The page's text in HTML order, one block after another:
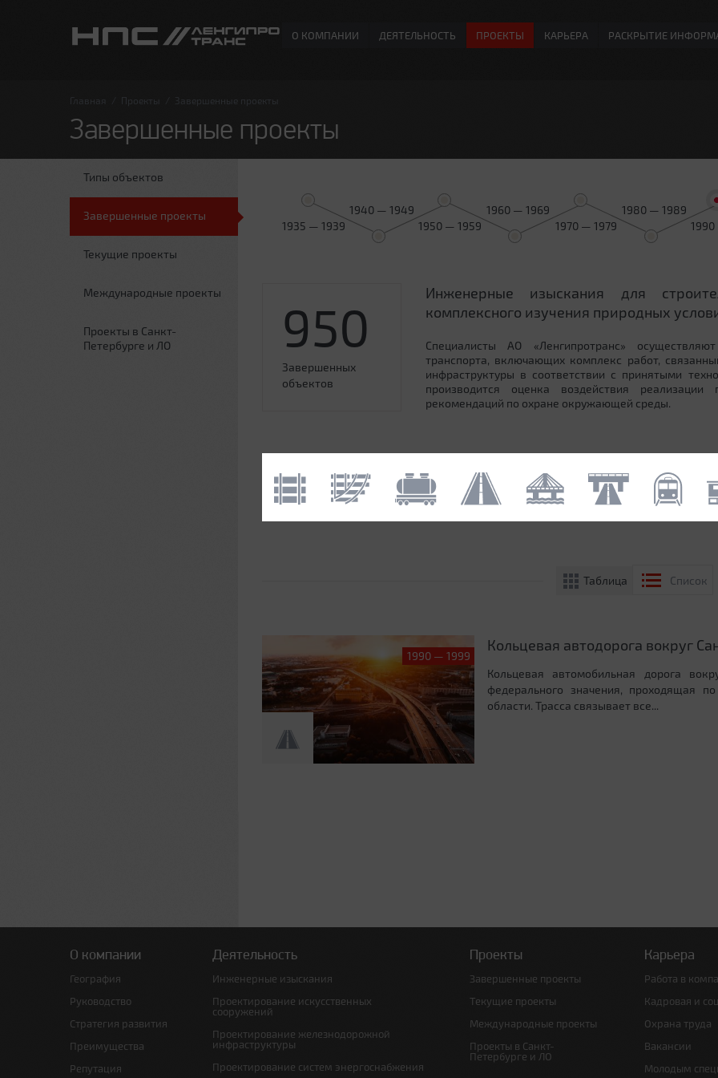
О КОМПАНИИ ДЕЯТЕЛЬНОСТЬ ПРОЕКТЫ КАРЬЕРА РАСКРЫТИЕ
Главная Проекты Завершенные проекты
Завершенные проекты
Типы объектов
Завершенные проекты
Текущие проекты
Международные проекты
Проекты в Санкт-
Петербурге и ЛО
1935 — 1939
1940 — 1949
1950 — 1959
1960 — 1969
1970 — 1979
1980 — 1989
950
Завершенных
объектов
Инженерные изыскания для
комплексного изучения природных
Специалисты АО «Ленгипротранс»
транспорта, включающих комплекс работ,
инфраструктуры в соответствии с принятыми
производится оценка воздействия
рекомендаций по охране окружающей среды.
Таблица Список
1990 — 1999
Кольцевая автодорога вокруг
Кольцевая автомобильная дорога
федерального значения, проходящая
области. Трасса связывает все...
О компании
География
Руководство
Стратегия развития
Преимущества
Репутация
Деятельность
Инженерные изыскания
Проектирование искусственных
сооружений
Проектирование железнодорожной
инфраструктуры
Проектирование систем энергоснабжения
Проекты
Завершенные проекты
Текущие проекты
Международные проекты
Проекты в Санкт-
Петербурге и ЛО
Карьера
Работа в
Кадровая и
Охрана труда
Вакансии
Молодым